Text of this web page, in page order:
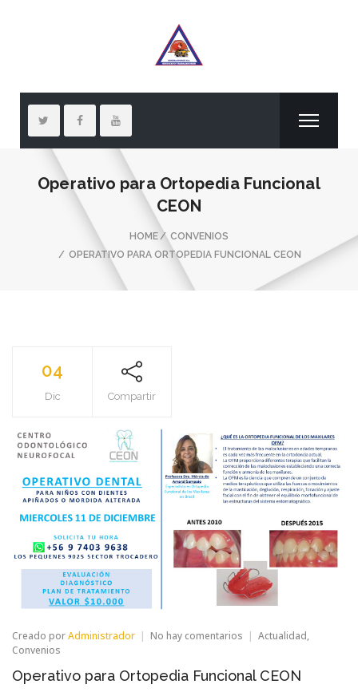
Operativo para Ortopedia Funcional
CEON
HOME
CONVENIOS
OPERATIVO PARA ORTOPEDIA FUNCIONAL CEON
04
Dic Compartir
Creado porAdministrador No hay comentarios en
Ortopedia
Actualidad,
Convenios
Operativo para Ortopedia Funcional CEON